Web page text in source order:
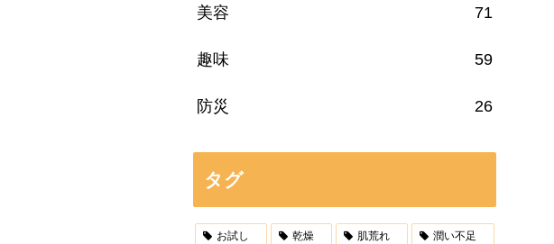
美容 71
趣味 59
防災 26
タグ
お試し 乾燥 肌荒れ 潤い不足